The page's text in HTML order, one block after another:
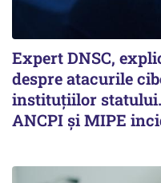
Expert DNSC,
despre atacurile
instituțiilor
ANCPI și MIPE